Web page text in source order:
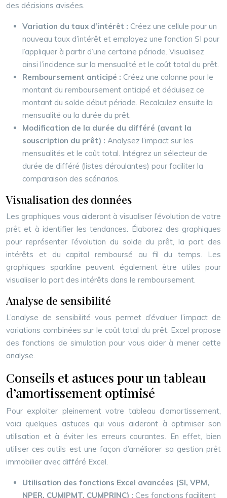
des décisions avisées.
Variation du taux d’intérêt : Créez une cellule pour un
nouveau taux d’intérêt et employez une fonction SI pour
l’appliquer à partir d’une certaine période. Visualisez
ainsi l’incidence sur la mensualité et le coût total du prêt.
Remboursement anticipé : Créez une colonne pour le
montant du remboursement anticipé et déduisez ce
montant du solde début période. Recalculez ensuite la
mensualité ou la durée du prêt.
Modification de la durée du différé (avant la
souscription du prêt) : Analysez l’impact sur les
mensualités et le coût total. Intégrez un sélecteur de
durée de différé (listes déroulantes) pour faciliter la
comparaison des scénarios.
Visualisation des données
Les graphiques vous aideront à visualiser l’évolution de votre
prêt et à identifier les tendances. Élaborez des graphiques
pour représenter l’évolution du solde du prêt, la part des
intérêts et du capital remboursé au fil du temps. Les
graphiques sparkline peuvent également être utiles pour
visualiser la part des intérêts dans le remboursement.
Analyse de sensibilité
L’analyse de sensibilité vous permet d’évaluer l’impact de
variations combinées sur le coût total du prêt. Excel propose
des fonctions de simulation pour vous aider à mener cette
analyse.
Conseils et astuces pour un tableau
d’amortissement optimisé
Pour exploiter pleinement votre tableau d’amortissement,
voici quelques astuces qui vous aideront à optimiser son
utilisation et à éviter les erreurs courantes. En effet, bien
utiliser ces outils est une façon d’améliorer sa gestion prêt
immobilier avec différé Excel.
Utilisation des fonctions Excel avancées (SI, VPM,
NPER, CUMIPMT, CUMPRINC) : Ces fonctions facilitent